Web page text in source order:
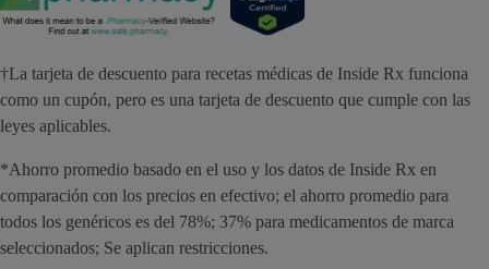
†La tarjeta de descuento para recetas médicas de Inside Rx funciona
como un cupón, pero es una tarjeta de descuento que cumple con las
leyes aplicables.
*Ahorro promedio basado en el uso y los datos de Inside Rx en
comparación con los precios en efectivo; el ahorro promedio para
todos los genéricos es del 78%; 37% para medicamentos de marca
seleccionados; Se aplican restricciones.